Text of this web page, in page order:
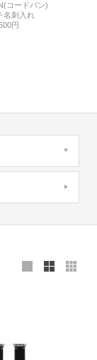
コードバン)
名刺入れ
円